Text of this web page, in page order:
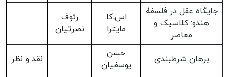
جایگاه عقل در فلسفۀ
هندو: کلاسیک و
معاصر
اس.کا.
مایترا
رئوف
نصرتیان
برهان شرطبندی
حسن
یوسفیان
نقد و نظر